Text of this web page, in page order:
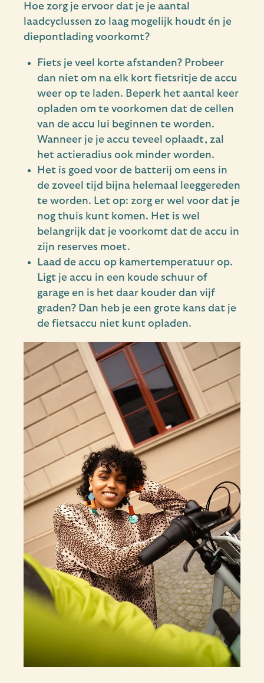
Hoe zorg je ervoor dat je je aantal
laadcyclussen zo laag mogelijk houdt én je
diepontlading voorkomt?
Fiets je veel korte afstanden? Probeer
dan niet om na elk kort fietsritje de accu
weer op te laden. Beperk het aantal keer
opladen om te voorkomen dat de cellen
van de accu lui beginnen te worden.
Wanneer je je accu teveel oplaadt, zal
het actieradius ook minder worden.
Het is goed voor de batterij om eens in
de zoveel tijd bijna helemaal leeggereden
te worden. Let op: zorg er wel voor dat je
nog thuis kunt komen. Het is wel
belangrijk dat je voorkomt dat de accu in
zijn reserves moet.
Laad de accu op kamertemperatuur op.
Ligt je accu in een koude schuur of
garage en is het daar kouder dan vijf
graden? Dan heb je een grote kans dat je
de fietsaccu niet kunt opladen.